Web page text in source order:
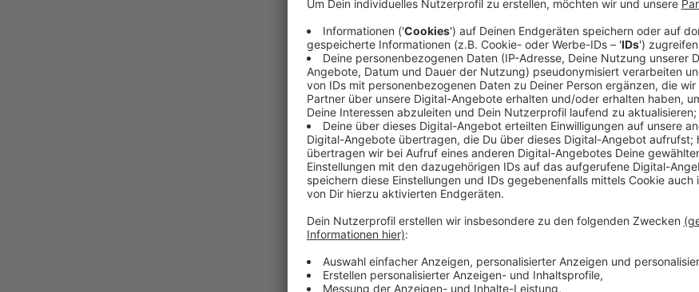
hat heute (27.06.2026) auch
Düsseldorf. Das BahnunternehmenNational
voraussichtlich 19 Uhr vorrübergehend zu
Linien also zum Beispiel der RE1, 4 oder der
Anzeige
Schutzmaßnahme für Fahrgäste und
Anzeige
Das Unternehmen spricht von einer
nach eigenen Angaben vermeiden, dass Züge
Stillstand kommen und Evakuierungen